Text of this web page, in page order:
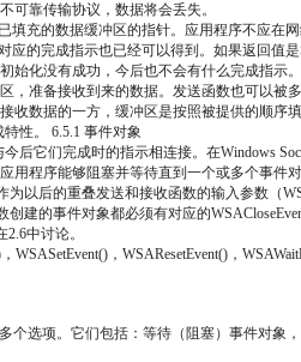
可靠传输协议，数据将会丢失。
充的数据缓冲区的指针。应用程序不应在
的完成指示也已经可以得到。如果返回值
始化没有成功，今后也不会有什么完成指示。
准备接收到来的数据。发送函数也可以
数据的一方，缓冲区是按照被提供的顺序
性。 6.5.1 事件对象
它们完成时的指示相连接。在Windows
程序能够阻塞并等待直到一个或多个事件对
以后的重叠发送和接收函数的输入参数（
建的事件对象都必须有对应的
中讨论。
，WSAResetEvent()，
选项。它们包括：等待（阻塞）事件对象